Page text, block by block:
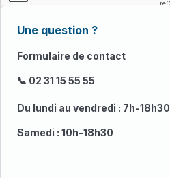
Une question ?
Formulaire de contact
📞 02 31 15 55 55
Du lundi au vendredi : 7h-18h30
Samedi : 10h-18h30